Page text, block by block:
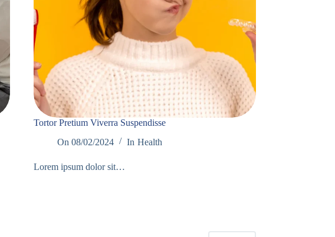
Tortor Pretium Viverra Suspendisse
On 08/02/2024 In Health
Lorem ipsum dolor sit…